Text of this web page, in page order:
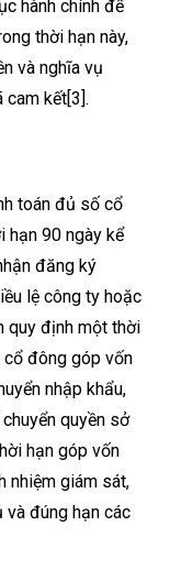
hành chính để
thời hạn này,
và nghĩa vụ
kết[3].
toán đủ số cổ
hạn 90 ngày kể
đăng ký
lệ công ty hoặc
quy định một thời
cổ đông góp vốn
nhập khẩu,
quyền sở
hạn góp vốn
nhiệm giám sát,
đúng hạn các